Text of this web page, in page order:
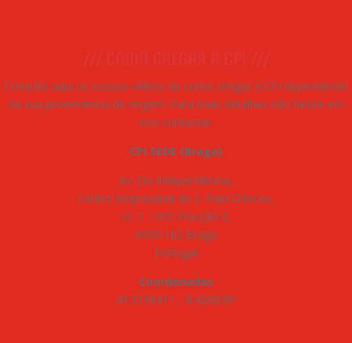
Consulte aqui os nossos vídeos de como chegar à CPI dependendo
da sua proveniência de origem. Para mais detalhes não hesite em
nos contactar.
CPI SEDE (Braga)
Av. Da Independência,
Centro Empresarial de S. Paio D’Arcos,
Lt. 1 – R/C Fracção E,
4705-162 Braga
Portugal
Coordenadas
41.519041º , -8.420839º